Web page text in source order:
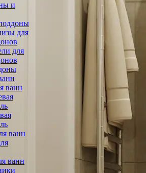
и
для
для
ванн
ванн
ванн